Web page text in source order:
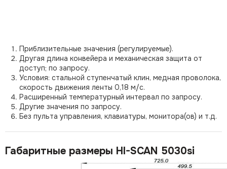
Приблизительные значения (регулируемые).
Другая длина конвейера и механическая защита от
доступ; по запросу.
Условия: стальной ступенчатый клин, медная проволока,
скорость движения ленты 0,18 м/с.
Расширенный температурный интервал по запросу.
Другие значения по запросу.
Без пульта управления, клавиатуры, монитора(ов) и т.д.
Габаритные размеры HI-SCAN 5030si